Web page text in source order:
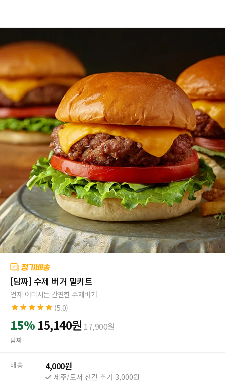
[담짜] 수제 버거 밀키트
언제 어디서든 간편한 수제버거
5.0
평가를 기준으
로 5점 만점에
점으로 평가됨
(5.0)
15% 15,140원17,900원
담짜
배송 4,000원
제주/도서 산간 추가 3,000원